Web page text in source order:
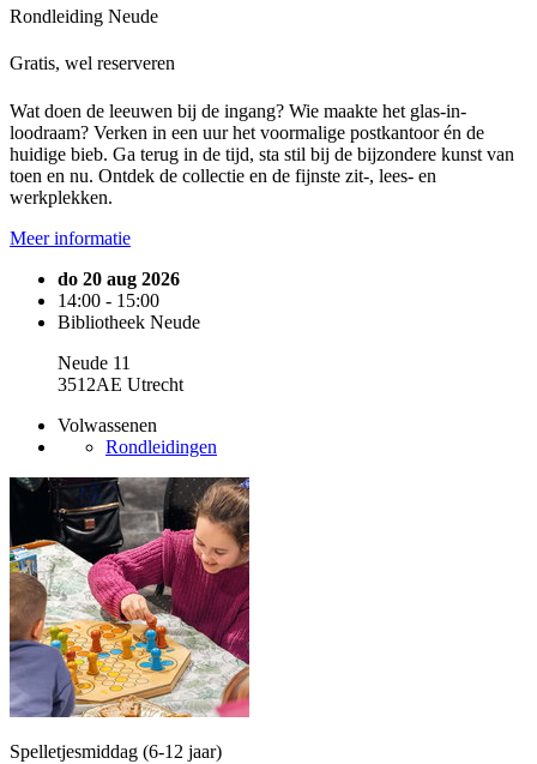
Rondleiding Neude
Gratis, wel reserveren
Wat doen de leeuwen bij de ingang? Wie maakte het glas-in-
loodraam? Verken in een uur het voormalige postkantoor én de
huidige bieb. Ga terug in de tijd, sta stil bij de bijzondere kunst van
toen en nu. Ontdek de collectie en de fijnste zit-, lees- en
werkplekken.
Meer informatie
do 20 aug 2026
14:00 - 15:00
Bibliotheek Neude
Neude 11
3512AE Utrecht
Volwassenen
Rondleidingen
Spelletjesmiddag (6-12 jaar)